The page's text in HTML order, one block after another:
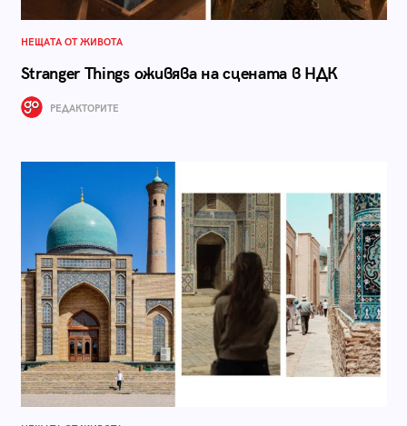
НЕЩАТА ОТ ЖИВОТА
Stranger Things оживява на сцената в НДК
РЕДАКТОРИТЕ